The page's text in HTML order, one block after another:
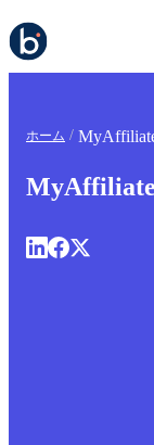
ホーム